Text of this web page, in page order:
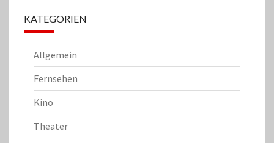
KATEGORIEN
Allgemein
Fernsehen
Kino
Theater